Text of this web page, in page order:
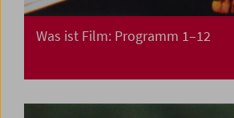
Was ist Film: Programm 1–12